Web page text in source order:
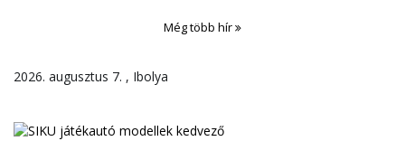
Még több hír
2026. augusztus 7. , Ibolya